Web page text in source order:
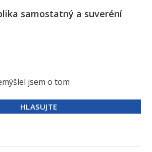
samostatný a suveréní
jsem o tom